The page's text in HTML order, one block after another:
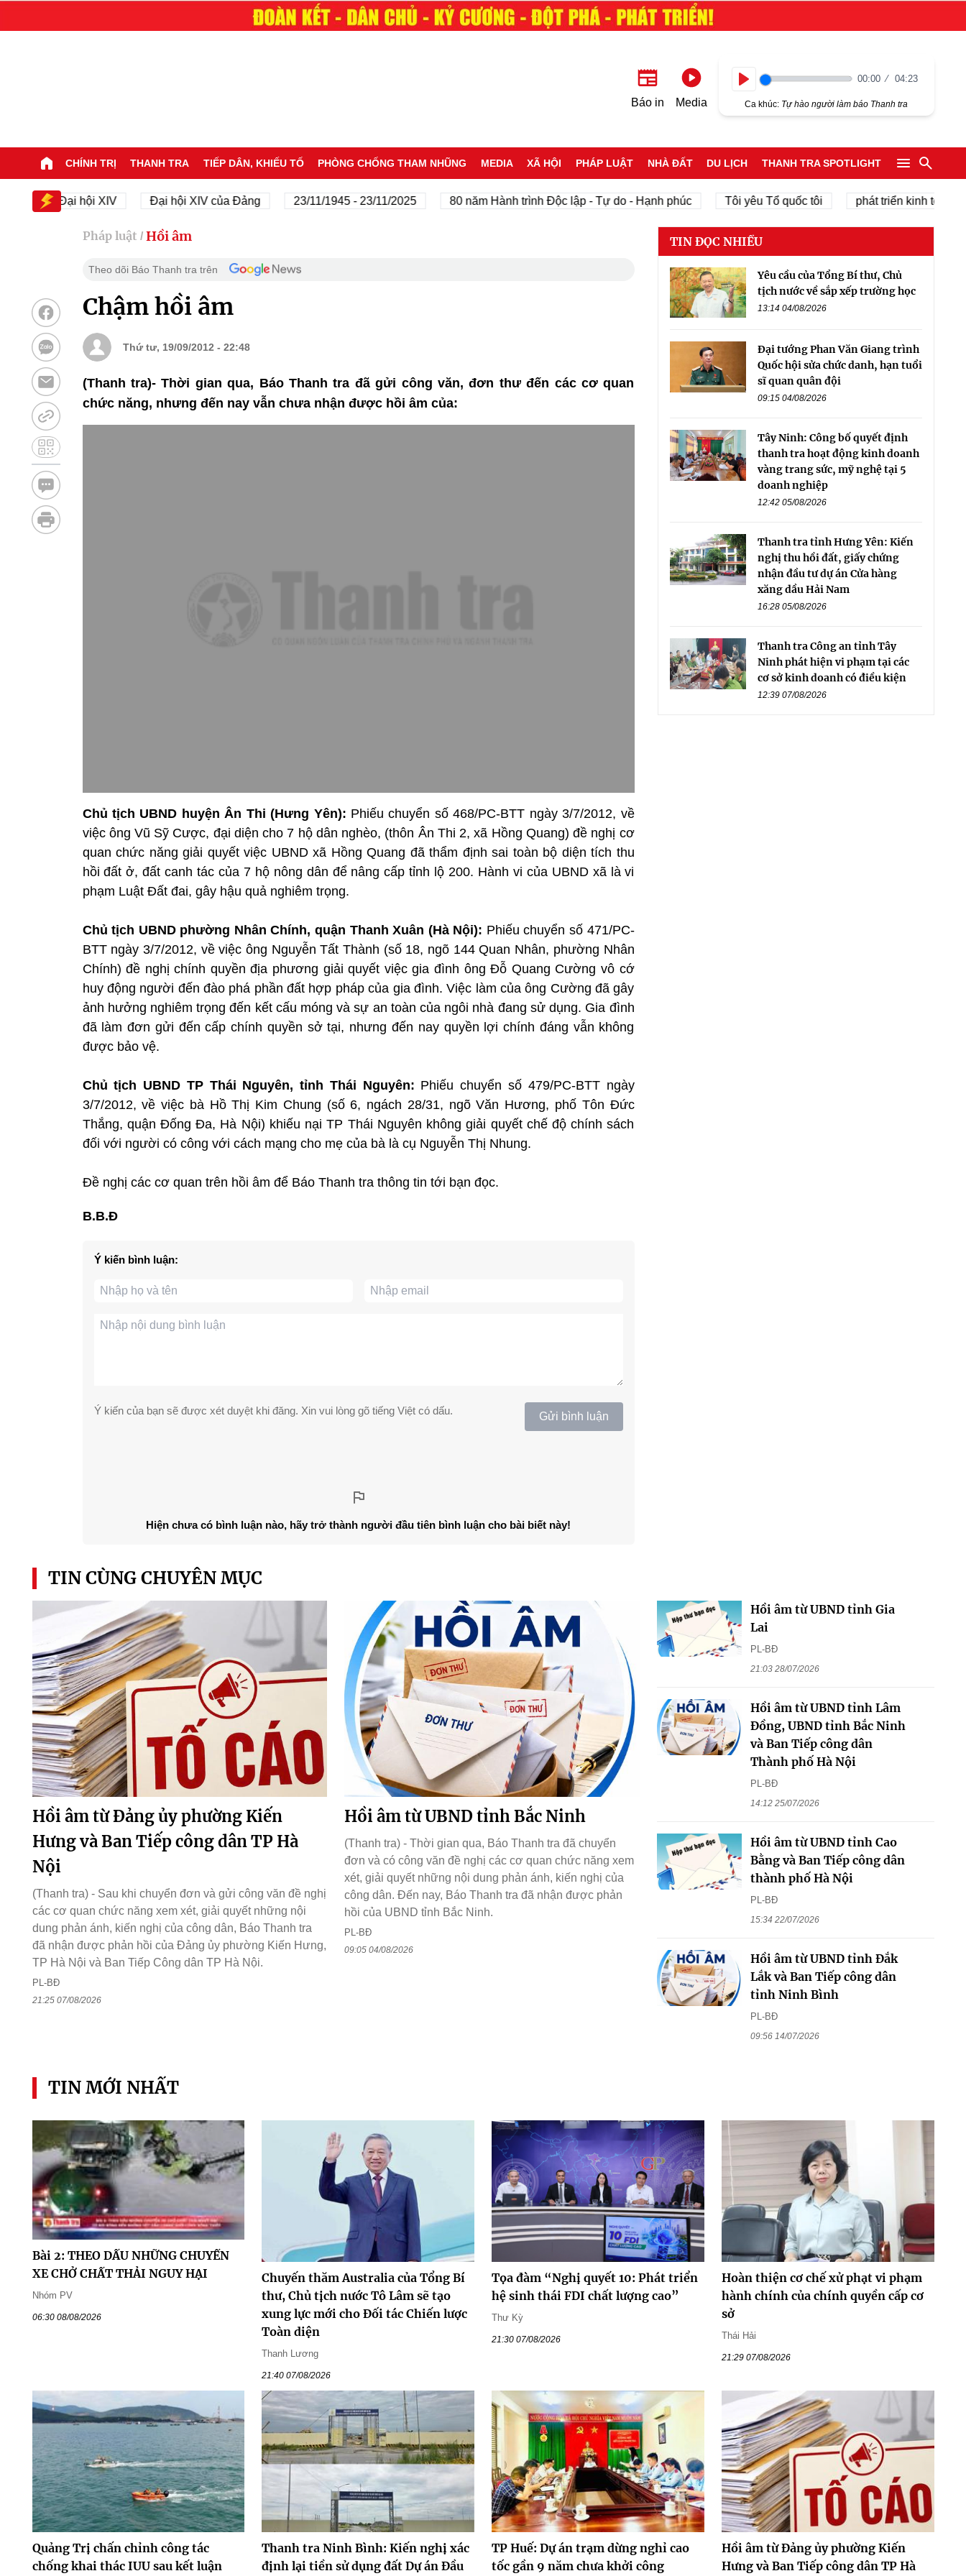
Báo in Media
00:00 04:23
Ca khúc: Tự hào người làm báo Thanh tra
CHÍNH TRỊ THANH TRA TIẾP DÂN, KHIẾU TỐ PHÒNG CHỐNG THAM NHŨNG MEDIA XÃ HỘI PHÁP LUẬT NHÀ ĐẤT DU LỊCH THANH TRA SPOTLIGHT
Đại hội XIV Đại hội XIV của Đảng 23/11/1945 - 23/11/2025 80 năm Hành trình Độc lập - Tự do - Hạnh phúc Tôi yêu Tổ quốc tôi phát triển kinh tế tư nhân
Pháp luật / Hồi âm
Theo dõi Báo Thanh tra trên
Chậm hồi âm
Thứ tư, 19/09/2012 - 22:48
(Thanh tra)- Thời gian qua, Báo Thanh tra đã gửi công văn, đơn thư đến các cơ quan
chức năng, nhưng đến nay vẫn chưa nhận được hồi âm của:
Chủ tịch UBND huyện Ân Thi (Hưng Yên): Phiếu chuyển số 468/PC-BTT ngày 3/7/2012, về
việc ông Vũ Sỹ Cược, đại diện cho 7 hộ dân nghèo, (thôn Ân Thi 2, xã Hồng Quang) đề nghị cơ
quan chức năng giải quyết việc UBND xã Hồng Quang đã thẩm định sai toàn bộ diện tích thu
hồi đất ở, đất canh tác của 7 hộ nông dân để nâng cấp tỉnh lộ 200. Hành vi của UBND xã là vi
phạm Luật Đất đai, gây hậu quả nghiêm trọng.
Chủ tịch UBND phường Nhân Chính, quận Thanh Xuân (Hà Nội): Phiếu chuyển số 471/PC-
BTT ngày 3/7/2012, về việc ông Nguyễn Tất Thành (số 18, ngõ 144 Quan Nhân, phường Nhân
Chính) đề nghị chính quyền địa phương giải quyết việc gia đình ông Đỗ Quang Cường vô cớ
huy động người đến đào phá phần đất hợp pháp của gia đình. Việc làm của ông Cường đã gây
ảnh hưởng nghiêm trọng đến kết cấu móng và sự an toàn của ngôi nhà đang sử dụng. Gia đình
đã làm đơn gửi đến cấp chính quyền sở tại, nhưng đến nay quyền lợi chính đáng vẫn không
được bảo vệ.
Chủ tịch UBND TP Thái Nguyên, tỉnh Thái Nguyên: Phiếu chuyển số 479/PC-BTT ngày
3/7/2012, về việc bà Hồ Thị Kim Chung (số 6, ngách 28/31, ngõ Văn Hương, phố Tôn Đức
Thắng, quận Đống Đa, Hà Nội) khiếu nại TP Thái Nguyên không giải quyết chế độ chính sách
đối với người có công với cách mạng cho mẹ của bà là cụ Nguyễn Thị Nhung.
Đề nghị các cơ quan trên hồi âm để Báo Thanh tra thông tin tới bạn đọc.
B.B.Đ
Ý kiến bình luận:
Ý kiến của bạn sẽ được xét duyệt khi đăng. Xin vui lòng gõ tiếng Việt có dấu. Gửi bình luận
Hiện chưa có bình luận nào, hãy trở thành người đầu tiên bình luận cho bài biết này!
TIN ĐỌC NHIỀU
Yêu cầu của Tổng Bí thư, Chủ
tịch nước về sắp xếp trường học
13:14 04/08/2026
Đại tướng Phan Văn Giang trình
Quốc hội sửa chức danh, hạn tuổi
sĩ quan quân đội
09:15 04/08/2026
Tây Ninh: Công bố quyết định
thanh tra hoạt động kinh doanh
vàng trang sức, mỹ nghệ tại 5
doanh nghiệp
12:42 05/08/2026
Thanh tra tỉnh Hưng Yên: Kiến
nghị thu hồi đất, giấy chứng
nhận đầu tư dự án Cửa hàng
xăng dầu Hải Nam
16:28 05/08/2026
Thanh tra Công an tỉnh Tây
Ninh phát hiện vi phạm tại các
cơ sở kinh doanh có điều kiện
12:39 07/08/2026
TIN CÙNG CHUYÊN MỤC
Hồi âm từ Đảng ủy phường Kiến
Hưng và Ban Tiếp công dân TP Hà
Nội
(Thanh tra) - Sau khi chuyển đơn và gửi công văn đề nghị
các cơ quan chức năng xem xét, giải quyết những nội
dung phản ánh, kiến nghị của công dân, Báo Thanh tra
đã nhận được phản hồi của Đảng ủy phường Kiến Hưng,
TP Hà Nội và Ban Tiếp Công dân TP Hà Nội.
PL-BĐ
21:25 07/08/2026
Hồi âm từ UBND tỉnh Bắc Ninh
(Thanh tra) - Thời gian qua, Báo Thanh tra đã chuyển
đơn và có công văn đề nghị các cơ quan chức năng xem
xét, giải quyết những nội dung phản ánh, kiến nghị của
công dân. Đến nay, Báo Thanh tra đã nhận được phản
hồi của UBND tỉnh Bắc Ninh.
PL-BĐ
09:05 04/08/2026
Hồi âm từ UBND tỉnh Gia
Lai
PL-BĐ
21:03 28/07/2026
Hồi âm từ UBND tỉnh Lâm
Đồng, UBND tỉnh Bắc Ninh
và Ban Tiếp công dân
Thành phố Hà Nội
PL-BĐ
14:12 25/07/2026
Hồi âm từ UBND tỉnh Cao
Bằng và Ban Tiếp công dân
thành phố Hà Nội
PL-BĐ
15:34 22/07/2026
Hồi âm từ UBND tỉnh Đắk
Lắk và Ban Tiếp công dân
tỉnh Ninh Bình
PL-BĐ
09:56 14/07/2026
TIN MỚI NHẤT
Bài 2: THEO DẤU NHỮNG CHUYẾN
XE CHỞ CHẤT THẢI NGUY HẠI
Nhóm PV
06:30 08/08/2026
Chuyến thăm Australia của Tổng Bí
thư, Chủ tịch nước Tô Lâm sẽ tạo
xung lực mới cho Đối tác Chiến lược
Toàn diện
Thanh Lương
21:40 07/08/2026
Tọa đàm “Nghị quyết 10: Phát triển
hệ sinh thái FDI chất lượng cao”
Thư Kỳ
21:30 07/08/2026
Hoàn thiện cơ chế xử phạt vi phạm
hành chính của chính quyền cấp cơ
sở
Thái Hải
21:29 07/08/2026
Quảng Trị chấn chỉnh công tác
chống khai thác IUU sau kết luận
Thanh tra Ninh Bình: Kiến nghị xác
định lại tiền sử dụng đất Dự án Đầu
TP Huế: Dự án trạm dừng nghỉ cao
tốc gần 9 năm chưa khởi công
Hồi âm từ Đảng ủy phường Kiến
Hưng và Ban Tiếp công dân TP Hà